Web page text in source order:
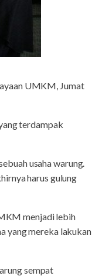
UMKM, Jumat
terdampak
usaha warung.
harus gulung
menjadi lebih
yang mereka lakukan
sempat